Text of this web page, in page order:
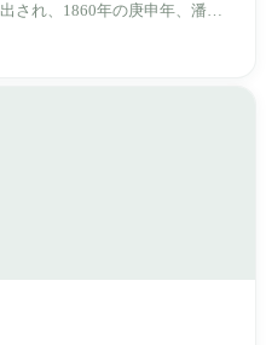
され、1860年の庚申年、潘永
路・大北路という四本の整然